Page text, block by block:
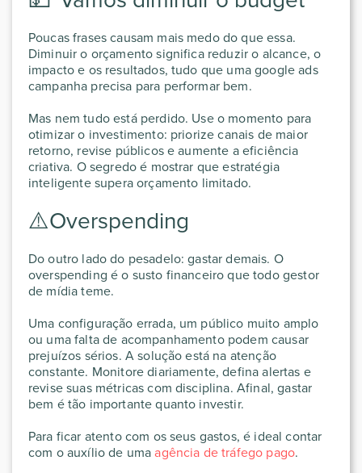
Poucas frases causam mais medo do que essa.
Diminuir o orçamento significa reduzir o alcance, o
impacto e os resultados, tudo que uma google ads
campanha precisa para performar bem.
Mas nem tudo está perdido. Use o momento para
otimizar o investimento: priorize canais de maior
retorno, revise públicos e aumente a eficiência
criativa. O segredo é mostrar que estratégia
inteligente supera orçamento limitado.
⚠️Overspending
Do outro lado do pesadelo: gastar demais. O
overspending é o susto financeiro que todo gestor
de mídia teme.
Uma configuração errada, um público muito amplo
ou uma falta de acompanhamento podem causar
prejuízos sérios. A solução está na atenção
constante. Monitore diariamente, defina alertas e
revise suas métricas com disciplina. Afinal, gastar
bem é tão importante quanto investir.
Para ficar atento com os seus gastos, é ideal contar
com o auxílio de umaagência de tráfego pago.